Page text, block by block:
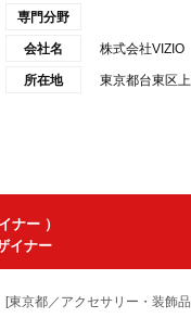
専門分野
会社名 株式会社VIZIO
所在地 東京都台東区
ナー ）
イナー
[東京都／アクセサリー・装飾